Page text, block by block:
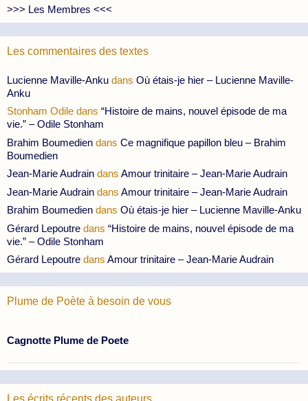
>>> Les Membres <<<
Les commentaires des textes
Lucienne Maville-Anku dans Où étais-je hier – Lucienne Maville-
Anku
Stonham Odile dans “Histoire de mains, nouvel épisode de ma
vie.” – Odile Stonham
Brahim Boumedien dans Ce magnifique papillon bleu – Brahim
Boumedien
Jean-Marie Audrain dans Amour trinitaire – Jean-Marie Audrain
Jean-Marie Audrain dans Amour trinitaire – Jean-Marie Audrain
Brahim Boumedien dans Où étais-je hier – Lucienne Maville-Anku
Gérard Lepoutre dans “Histoire de mains, nouvel épisode de ma
vie.” – Odile Stonham
Gérard Lepoutre dans Amour trinitaire – Jean-Marie Audrain
Plume de Poète à besoin de vous
Cagnotte Plume de Poete
Les écrits récents des auteurs